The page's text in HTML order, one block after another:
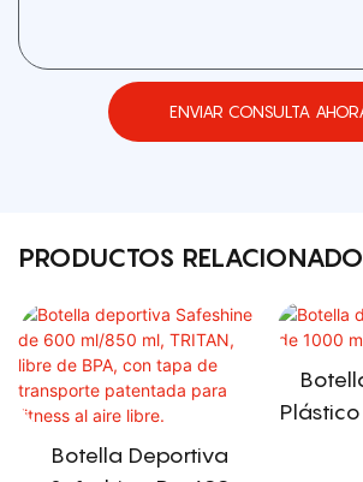
ENVIAR CONSULTA
PRODUCTOS
Botella Deportiva